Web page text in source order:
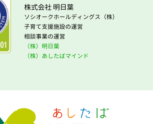
株式会社 明日葉
ソシオークホールディングス（株）
子育て支援施設の運営
相談事業の運営
（株）明日葉
（株）あしたばマインド